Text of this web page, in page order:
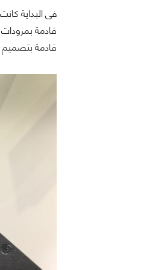
قادمة بتصميم Modular بالكامل، دائرة طاقة ذات تصميم حاصل على كفاءة طاقة Platinum وضمان 10 سنوات.